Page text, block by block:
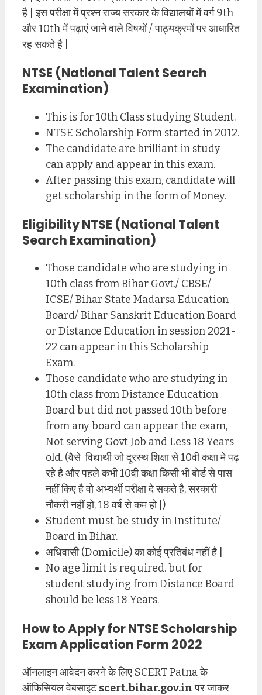
है | इस परीक्षा में प्रश्न राज्य सरकार के विद्यालयों में वर्ग 9th
और 10th में पढ़ाएं जाने वाले विषयों / पाठ्यक्रमों पर आधारित
रह सकते है |
NTSE (National Talent Search
Examination)
This is for 10th Class studying Student.
NTSE Scholarship Form started in 2012.
The candidate are brilliant in study
can apply and appear in this exam.
After passing this exam, candidate will
get scholarship in the form of Money.
EligibilityNTSE (National Talent
Search Examination)
Those candidate who are studying in
10th class from Bihar Govt./ CBSE/
ICSE/ Bihar State Madarsa Education
Board/ Bihar Sanskrit Education Board
or Distance Education in session 2021-
22 can appear in this Scholarship
Exam.
Those candidate who are studying in
10th class from Distance Education
Board but did not passed 10th before
from any board can appear the exam,
Not serving Govt Job and Less 18 Years
old. (वैसे विद्यार्थी जो दूरस्थ शिक्षा से 10वी कक्षा मे पढ़
रहे है और पहले कभी 10वी कक्षा किसी भी बोर्ड से पास
नहीं किए है वो अभ्यर्थी परीक्षा दे सकते है, सरकारी
नौकरी नहीं हो, 18 वर्ष से कम हो |)
Student must be study in Institute/
Board in Bihar.
अधिवासी (Domicile) का कोई प्रतिबंध नहीं है |
No age limit is required. but for
student studying from Distance Board
should be less 18 Years.
How to Apply for NTSE Scholarship
Exam Application Form 2022
ऑनलाइन आवेदन करने के लिए SCERT Patna के
ऑफिसियल वेबसाइटscert.bihar.gov.inपर जाकर